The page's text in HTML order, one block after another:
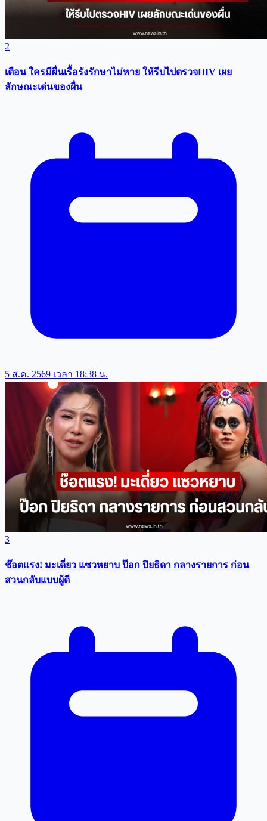
2
เตือน ใครมีผื่นเรื้อรังรักษาไม่หาย ให้รีบไปตรวจHIV เผย
ลักษณะเด่นของผื่น
5 ส.ค. 2569 เวลา 18:38 น.
3
ช๊อตแรง! มะเดี่ยว แซวหยาบ ป๊อก ปิยธิดา กลางรายการ ก่อน
สวนกลับแบบผู้ดี